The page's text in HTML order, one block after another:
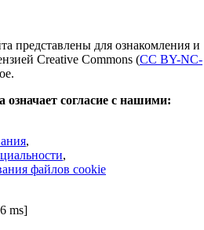
представлены для ознакомления и
Creative Commons (CC BY-NC-
означает согласие с нашими:
,
,
файлов cookie
ms]